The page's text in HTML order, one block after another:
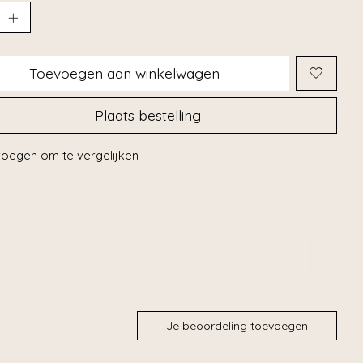
Toevoegen aan winkelwagen
Plaats bestelling
om te vergelijken
Je beoordeling toevoegen